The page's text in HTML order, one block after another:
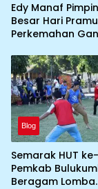
Edy Manaf
Besar Hari
Perkemahan
Jamnas XII 2026
Blog
Semarak HUT ke-
Pemkab
Beragam Lomba